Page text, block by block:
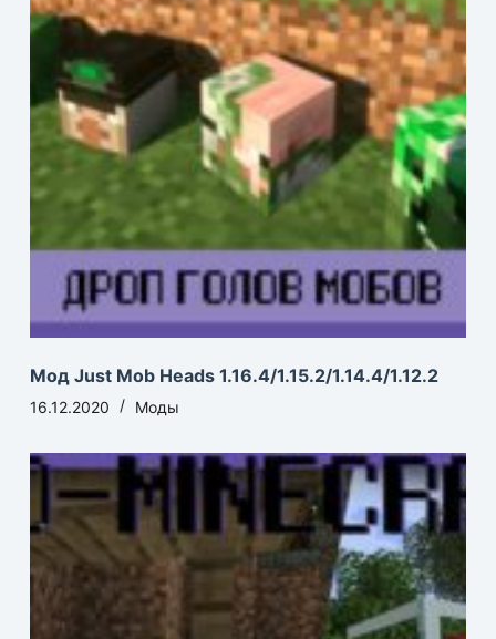
Мод Just Mob Heads 1.16.4/1.15.2/1.14.4/1.12.2
16.12.2020 Моды